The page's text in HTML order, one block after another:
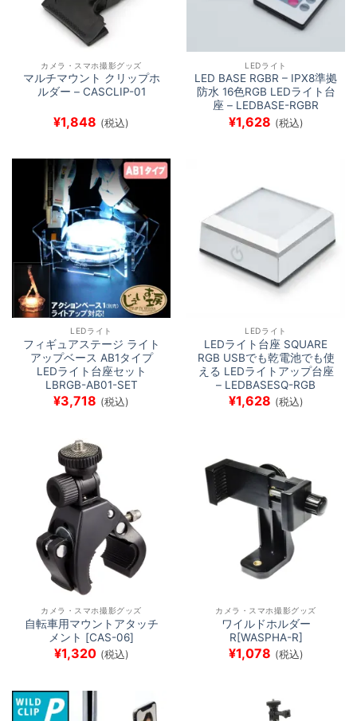
カメラ・スマホ撮影グッズ
マルチマウント クリップホ
ルダー – CASCLIP-01
¥1,848 (税込)
LEDライト
LED BASE RGBR – IPX8準拠
防水 16色RGB LEDライト台
座 – LEDBASE-RGBR
¥1,628 (税込)
LEDライト
フィギュアステージ ライト
アップベース AB1タイプ
LEDライト台座セット
LBRGB-AB01-SET
¥3,718 (税込)
LEDライト
LEDライト台座 SQUARE
RGB USBでも乾電池でも使
える LEDライトアップ台座
– LEDBASESQ-RGB
¥1,628 (税込)
カメラ・スマホ撮影グッズ
自転車用マウントアタッチ
メント [CAS-06]
¥1,320 (税込)
カメラ・スマホ撮影グッズ
ワイルドホルダー
R[WASPHA-R]
¥1,078 (税込)